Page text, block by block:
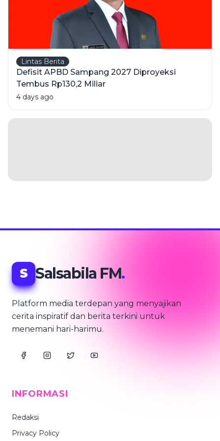
Lintas Berita
Defisit APBD Sampang 2027 Diproyeksi
Tembus Rp130,2 Miliar
4 days ago
S Salsabila FM.
Platform media terdepan yang menyajikan
cerita inspiratif dan berita terkini untuk
menemani hari-harimu.
INFORMASI
Redaksi
Privacy Policy